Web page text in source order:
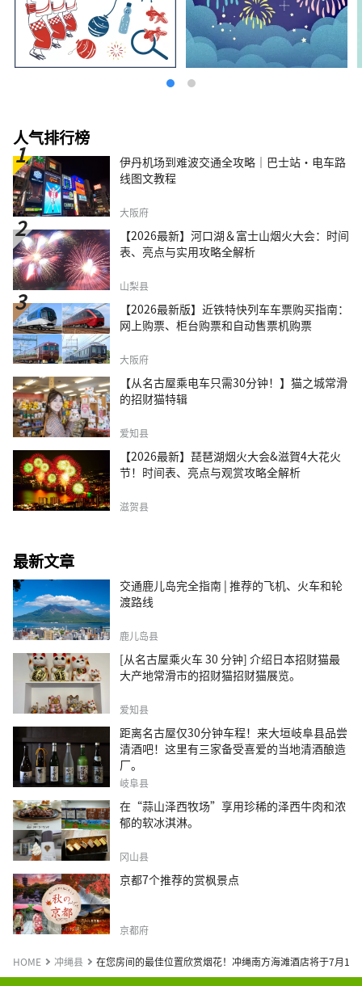
人气排行榜
伊丹机场到难波交通全攻略｜巴士站・电车路
线图文教程
大阪府
【2026最新】河口湖＆富士山烟火大会：时间
表、亮点与实用攻略全解析
山梨县
【2026最新版】近铁特快列车车票购买指南：
网上购票、柜台购票和自动售票机购票
大阪府
【从名古屋乘电车只需30分钟！】猫之城常滑
的招财猫特辑
爱知县
【2026最新】琵琶湖烟火大会&滋賀4大花火
节！时间表、亮点与观赏攻略全解析
滋贺县
最新文章
交通鹿儿岛完全指南 | 推荐的飞机、火车和轮
渡路线
鹿儿岛县
[从名古屋乘火车 30 分钟] 介绍日本招财猫最
大产地常滑市的招财猫招财猫展览。
爱知县
距离名古屋仅30分钟车程！来大垣岐阜县品尝
清酒吧！这里有三家备受喜爱的当地清酒酿造
厂。
岐阜县
在“蒜山泽西牧场”享用珍稀的泽西牛肉和浓
郁的软冰淇淋。
冈山县
京都7个推荐的赏枫景点
京都府
HOME 冲绳县 在您房间的最佳位置欣赏烟花！冲绳南方海滩酒店将于7月17